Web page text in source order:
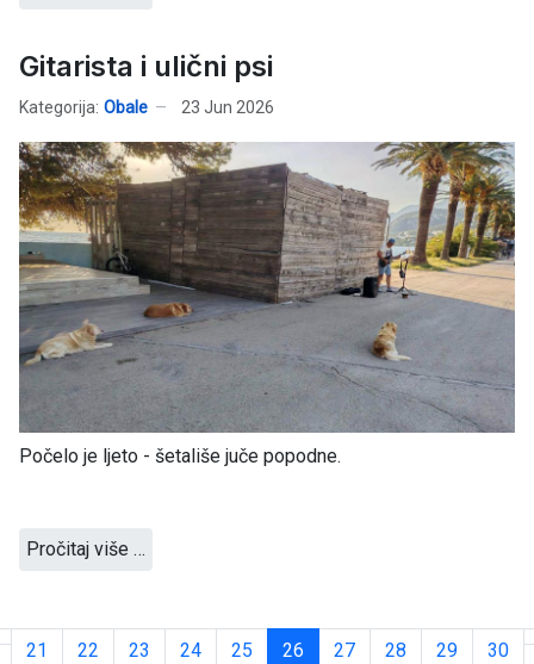
Gitarista i ulični psi
Kategorija: Obale 23 Jun 2026
Počelo je ljeto - šetališe juče popodne.
Pročitaj više …
21 22 23 24 25 26 27 28 29 30